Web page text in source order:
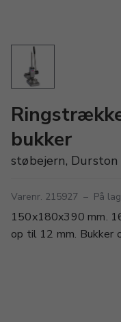
bukker
støbejern, Durston
Varenr. 215927 – På
150x180x390 mm.
op til 12 mm. Bukker